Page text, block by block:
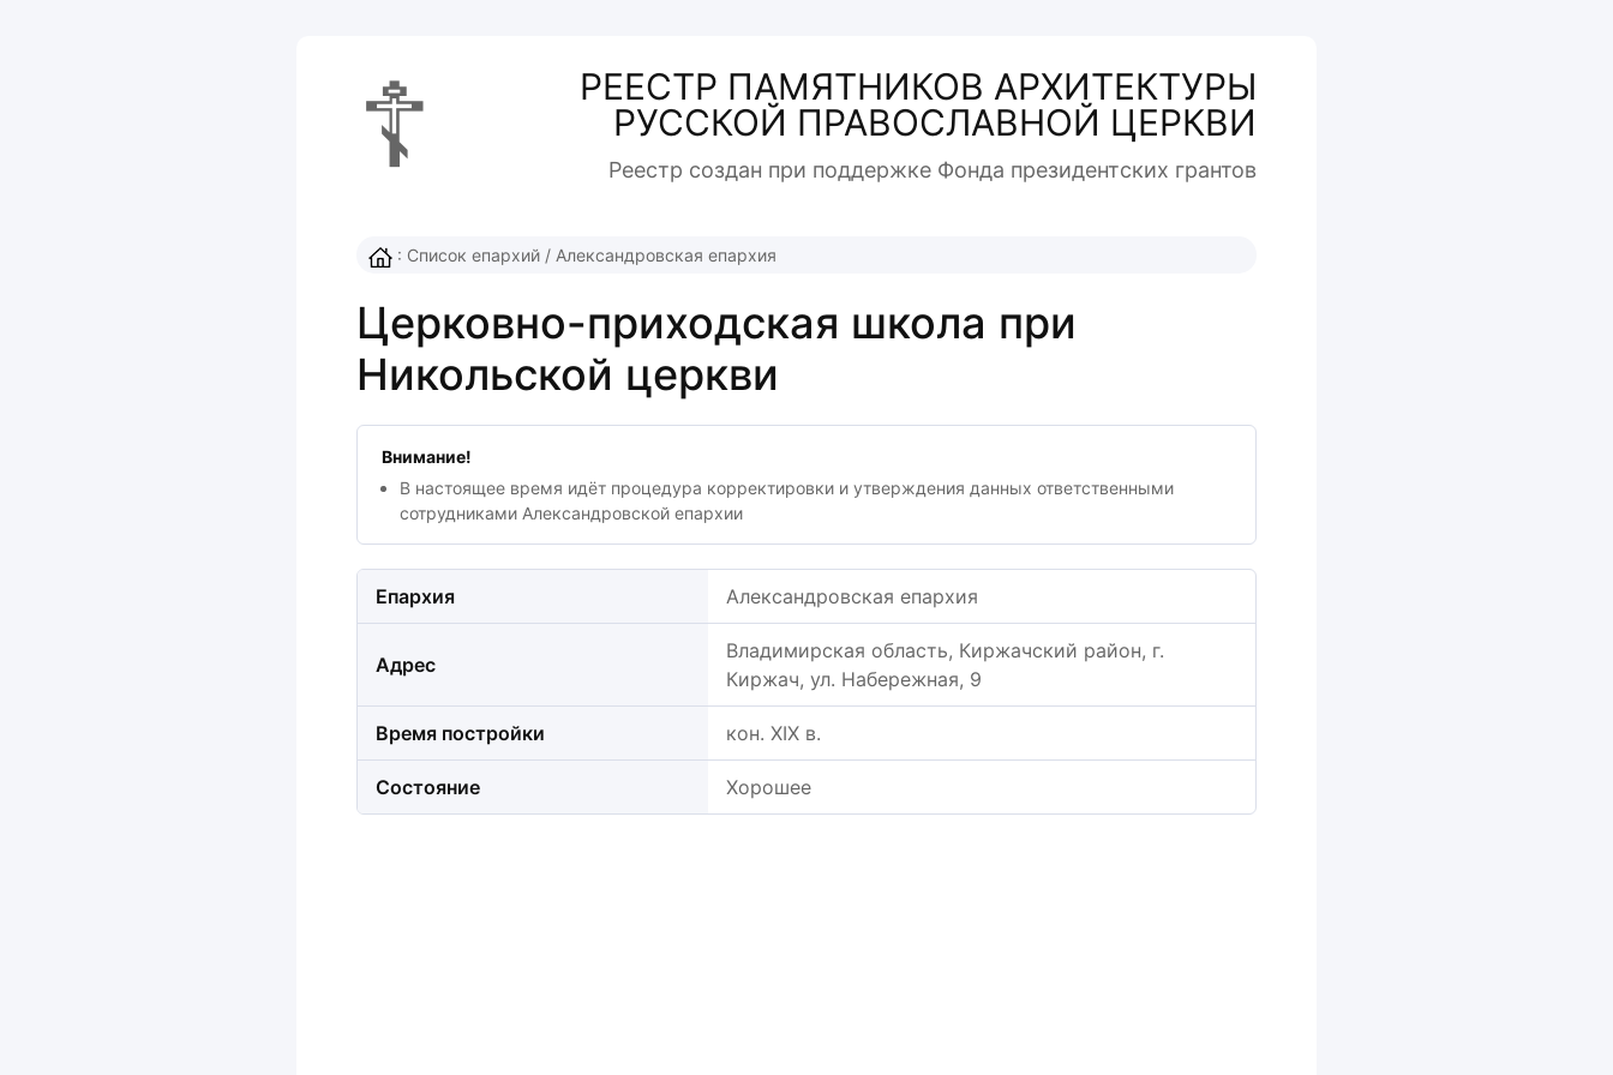
☦
РЕЕСТР ПАМЯТНИКОВ АРХИТЕКТУРЫ
РУССКОЙ ПРАВОСЛАВНОЙ ЦЕРКВИ
Реестр создан при поддержке Фонда президентcких грантов
: Список епархий / Александровская епархия
Церковно-приходская школа при
Никольской церкви
Внимание!
В настоящее время идёт процедура корректировки и утверждения данных ответственными
сотрудниками Александровской епархии
Епархия Александровская епархия
Адрес
Владимирская область, Киржачский район, г.
Киржач, ул. Набережная, 9
Время постройки кон. XIX в.
Состояние Хорошее